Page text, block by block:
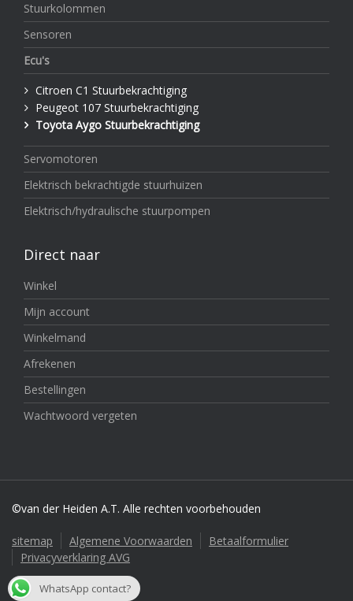
Stuurkolommen
Sensoren
Ecu's
Citroen C1 Stuurbekrachtiging
Peugeot 107 Stuurbekrachtiging
Toyota Aygo Stuurbekrachtiging
Servomotoren
Elektrisch bekrachtigde stuurhuizen
Elektrisch/hydraulische stuurpompen
Direct naar
Winkel
Mijn account
Winkelmand
Afrekenen
Bestellingen
Wachtwoord vergeten
©van der Heiden A.T. Alle rechten voorbehouden
sitemap Algemene Voorwaarden
Betaalformulier
Privacyverklaring AVG
WhatsApp contact?